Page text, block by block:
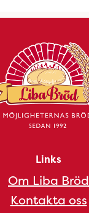
Links
Om Liba Bröd
Kontakta oss